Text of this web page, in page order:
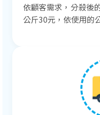
依顧客需求，分殺後
公斤30元，依使用的